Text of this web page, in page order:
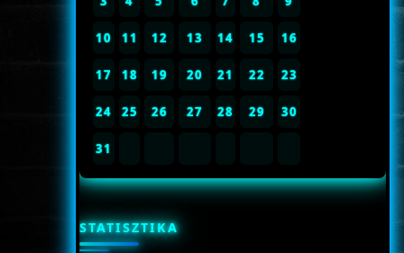
10 11 12 13 14 15 16
17 18 19 20 21 22 23
24 25 26 27 28 29 30
31
STATISZTIKA